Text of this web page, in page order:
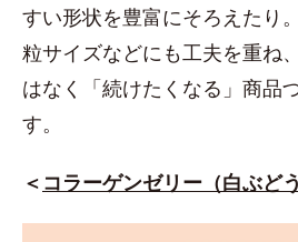
すい形状を豊富にそろえたり
粒サイズなどにも工夫を重ね
はなく「続けたくなる」商品
す。
＜ コラーゲンゼリー（白ぶどう